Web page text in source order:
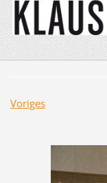
Voriges